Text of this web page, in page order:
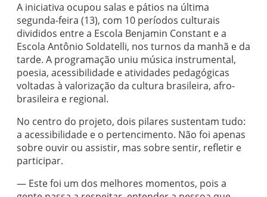
A iniciativa ocupou salas e pátios na última
segunda-feira (13), com 10 períodos culturais
divididos entre a Escola Benjamin Constant e a
Escola Antônio Soldatelli, nos turnos da manhã e da
tarde. A programação uniu música instrumental,
poesia, acessibilidade e atividades pedagógicas
voltadas à valorização da cultura brasileira, afro-
brasileira e regional.
No centro do projeto, dois pilares sustentam tudo:
a acessibilidade e o pertencimento. Não foi apenas
sobre ouvir ou assistir, mas sobre sentir, refletir e
participar.
— Este foi um dos melhores momentos, pois a